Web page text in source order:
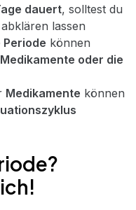
dauert, solltest du
lassen
können
oder die
Medikamente können